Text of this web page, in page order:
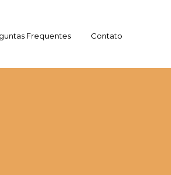
Frequentes Contato